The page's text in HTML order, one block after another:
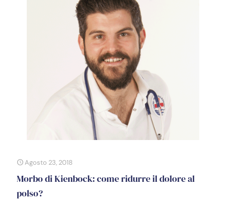
Agosto 23, 2018
Morbo di Kienbock: come ridurre il dolore al
polso?